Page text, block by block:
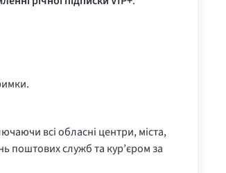
всі обласні центри, міста,
поштових служб та кур’єром за